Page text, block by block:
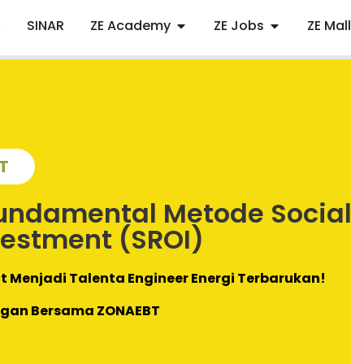
SINAR ZE Academy ZE Jobs ZE Mall
Metode Social
(SROI)
Menjadi Talenta Engineer Energi Terbarukan!
Bersama ZONAEBT